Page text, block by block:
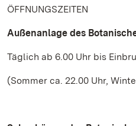
ÖFFNUNGSZEITEN
Außenanlage des
Täglich ab 6.00 Uhr bis
(Sommer ca. 22.00 Uhr,